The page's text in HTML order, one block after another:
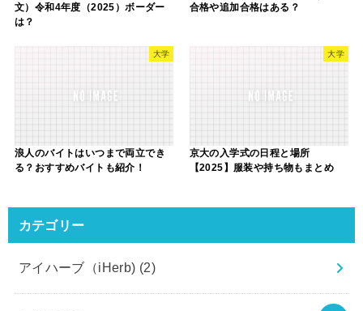
文）令和4年度（2025）ボーダー
は？
合格や追加合格はある？
大学
浪人のバイトはいつまで両立でき
る？おすすめバイトも紹介！
大学
京大の入学式の日程と場所
【2025】服装や持ち物もまとめ
カテゴリー
アイハーブ（iHerb) (2)